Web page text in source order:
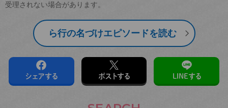
受理されない場合があります。
ら行の名づけエピソードを読む
シェアする ポストする LINEする